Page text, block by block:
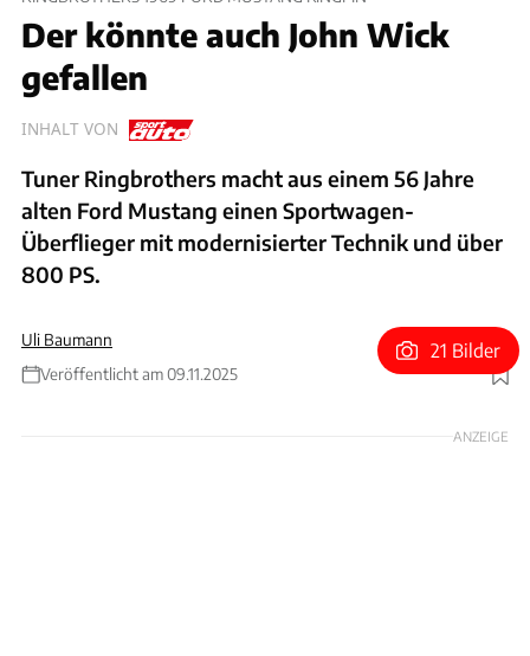
Der könnte auch John Wick
gefallen
INHALT VON
Tuner Ringbrothers macht aus einem 56 Jahre
alten Ford Mustang einen Sportwagen-
Überflieger mit modernisierter Technik und über
800 PS.
Uli Baumann
Veröffentlicht am 09.11.2025
Foto: Ringbrothers
21 Bilder
ANZEIGE